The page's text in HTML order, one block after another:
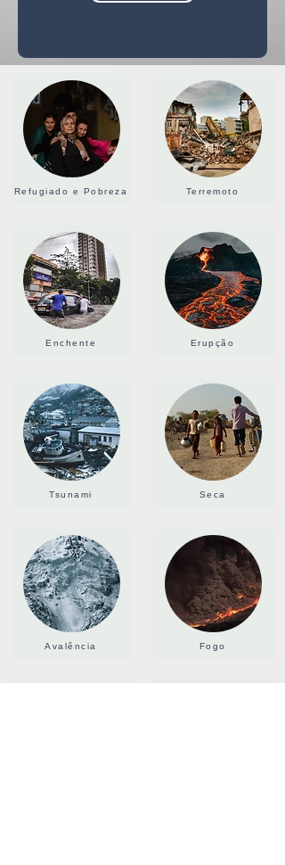
Refugiado e Pobreza
Enchente
Tsunami
Avalência
Terremoto
Erupção
Seca
Fogo